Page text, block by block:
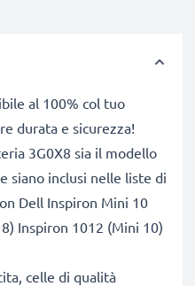
al 100% col tuo
durata e sicurezza!
3G0X8 sia il modello
inclusi nelle liste di
Dell Inspiron Mini 10
Inspiron 1012 (Mini 10)
celle di qualità